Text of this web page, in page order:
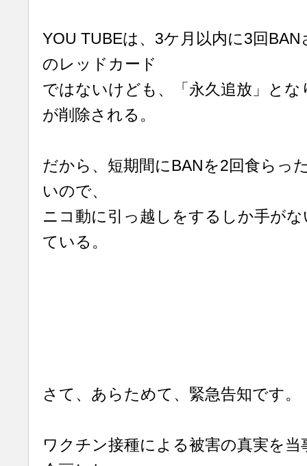
YOU TUBEは、3ケ月以内に3回
のレッドカード
ではないけども、「永久追放」とな
が削除される。
だから、短期間にBANを2回食らっ
いので、
ニコ動に引っ越しをするしか手が
ている。
さて、あらためて、緊急告知です。
ワクチン接種による被害の真実を